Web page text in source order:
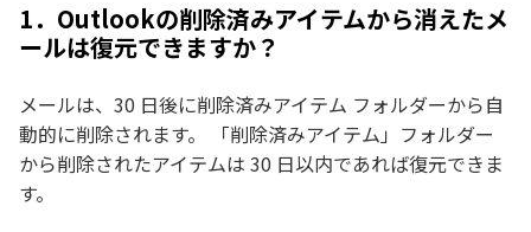
1．Outlookの削除済みアイテムから消えたメ
ールは復元できますか？
メールは、30 日後に削除済みアイテム フォルダーから自
動的に削除されます。 「削除済みアイテム」フォルダー
から削除されたアイテムは 30 日以内であれば復元できま
す。